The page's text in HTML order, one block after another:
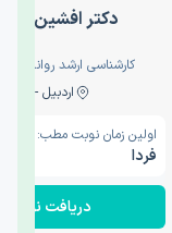
دکتر افشین
کارشناسی ارشد
اردبیل - والی
اولین زمان نوبت مطب:
فردا
دریافت نوبت